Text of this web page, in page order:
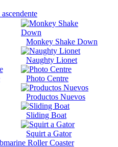
Monkey Shake Down
Naughty Lionet
Photo Centre
Productos Nuevos
Sliding Boat
Squirt a Gator